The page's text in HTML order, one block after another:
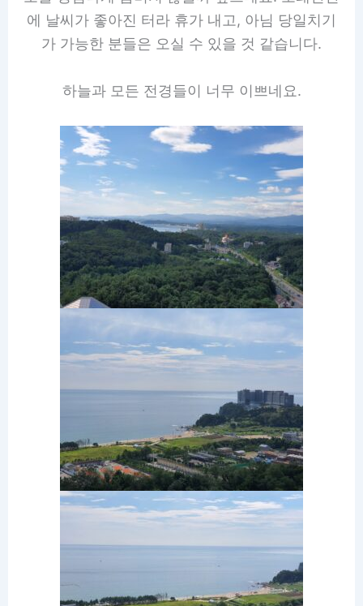
에 날씨가 좋아진 터라 휴가 내고, 아님 당일치기
가 가능한 분들은 오실 수 있을 것 같습니다.
하늘과 모든 전경들이 너무 이쁘네요.